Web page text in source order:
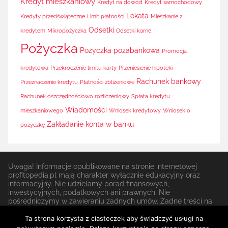
Kredyt na dowód Kredyt samochodowy
Kredyty przedświąteczne Limit płatności Lokata Mieszkanie z
kredytem Mikropożyczka Odsetki Odsetki karne
Pożyczka Pożyczka pozabankowa Promocja
kredytowa Przekroczenie limitu karty Przeniesienie hipoteki
Przeznaczenie kredytu Płatności zbliżeniowe Rachunek bankowy
Rachunek oszczędnościowo rozliczeniowy Spłata kredytu
mieszkaniowego Wiadomości Wniosek kredytowy Wniosek o
pożyczkę Zakładanie konta w banku
Uwaga! Informacje opublikowane na stronie internetowej
profitopedia.pl mają charakter wyłącznie edukacyjny oraz
informacyjny. Nie udzielamy porad finansowych,
inwestycyjnych, podatkowych ani prawnych. Nie
pośredniczymy w zawieraniu żadnych umów. Żadne treści na
transakcji lub podpisywania umów finansowych lub do
Ta strona korzysta z ciasteczek aby świadczyć usługi na